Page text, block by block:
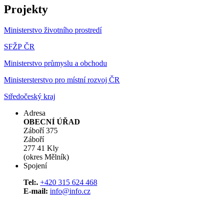
Projekty
Ministerstvo životního prostredí
SFŽP ČR
Ministerstvo průmyslu a obchodu
Ministersterstvo pro místní rozvoj ČR
Středočeský kraj
Adresa
OBECNÍ ÚŘAD
Záboří 375
Záboří
277 41 Kly
(okres Mělník)
Spojení
Tel:. +420 315 624 468
E-mail: info@info.cz